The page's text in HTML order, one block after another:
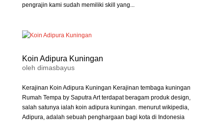
pengrajin kami sudah memiliki skill yang...
Koin Adipura Kuningan
oleh dimasbayus
Kerajinan Koin Adipura Kuningan Kerajinan tembaga kuningan
Rumah Tempa by Saputra Art terdapat beragam produk design,
salah satunya ialah koin adipura kuningan. menurut wikipedia,
Adipura, adalah sebuah penghargaan bagi kota di Indonesia